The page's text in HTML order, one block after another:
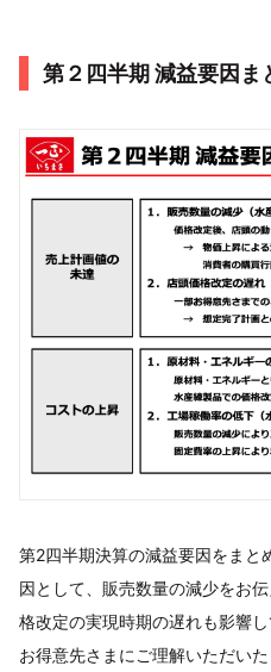
第２四半期 減益要因ま
第2四半期決算の減益要因をまと
因として、販売数量の減少をお
格改定の実現時期の遅れも影響
お得意先さまにご理解いただい